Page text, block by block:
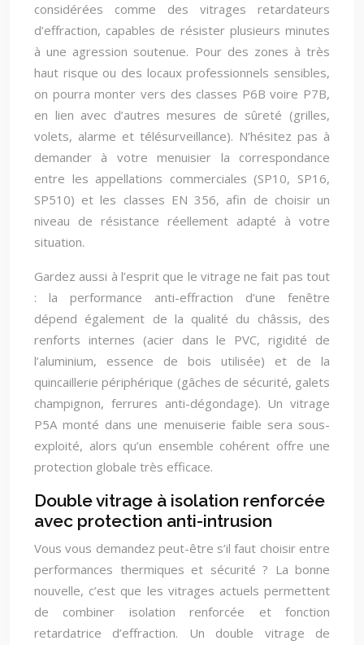
considérées comme des vitrages retardateurs
d’effraction, capables de résister plusieurs minutes
à une agression soutenue. Pour des zones à très
haut risque ou des locaux professionnels sensibles,
on pourra monter vers des classes P6B voire P7B,
en lien avec d’autres mesures de sûreté (grilles,
volets, alarme et télésurveillance). N’hésitez pas à
demander à votre menuisier la correspondance
entre les appellations commerciales (SP10, SP16,
SP510) et les classes EN 356, afin de choisir un
niveau de résistance réellement adapté à votre
situation.
Gardez aussi à l’esprit que le vitrage ne fait pas tout
: la performance anti-effraction d’une fenêtre
dépend également de la qualité du châssis, des
renforts internes (acier dans le PVC, rigidité de
l’aluminium, essence de bois utilisée) et de la
quincaillerie périphérique (gâches de sécurité, galets
champignon, ferrures anti-dégondage). Un vitrage
P5A monté dans une menuiserie faible sera sous-
exploité, alors qu’un ensemble cohérent offre une
protection globale très efficace.
Double vitrage à isolation renforcée
avec protection anti-intrusion
Vous vous demandez peut-être s’il faut choisir entre
performances thermiques et sécurité ? La bonne
nouvelle, c’est que les vitrages actuels permettent
de combiner isolation renforcée et fonction
retardatrice d’effraction. Un double vitrage de